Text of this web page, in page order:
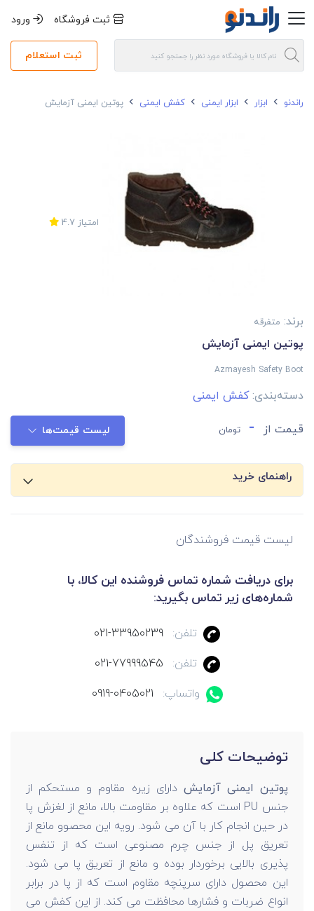
ثبت فروشگاه ورود
ثبت استعلام
راندنو ابزار ابزار ایمنی کفش ایمنی پوتین ایمنی آزمایش
امتیاز 4.7
برند: متفرقه
پوتین ایمنی آزمایش
Azmayesh Safety Boot
دسته‌بندی:کفش ایمنی
قیمت از - تومان لیست قیمت‌ها
راهنمای خرید
لیست قیمت فروشندگان
برای دریافت شماره تماس فروشنده این کالا، با
شماره‌های زیر تماس بگیرید:
تلفن:
021-33950239
تلفن:
021-77999545
واتساپ:
0919-0405021
توضیحات کلی
پوتین ایمنی آزمایشدارای زیره مقاوم و مستحکم از
جنس PU است که علاوه بر مقاومت بالا، مانع از لغزش پا
در حین انجام کار با آن می شود. رویه این محصوو مانع از
تعریق پل از جنس چرم مصنوعی است که از تنفس
پذیری بالایی برخوردار بوده و مانع از تعریق پا می شود.
این محصول دارای سرپنچه مقاوم است که از پا در برابر
انواع ضربات و فشارها محافظت می کند. از این کفش می